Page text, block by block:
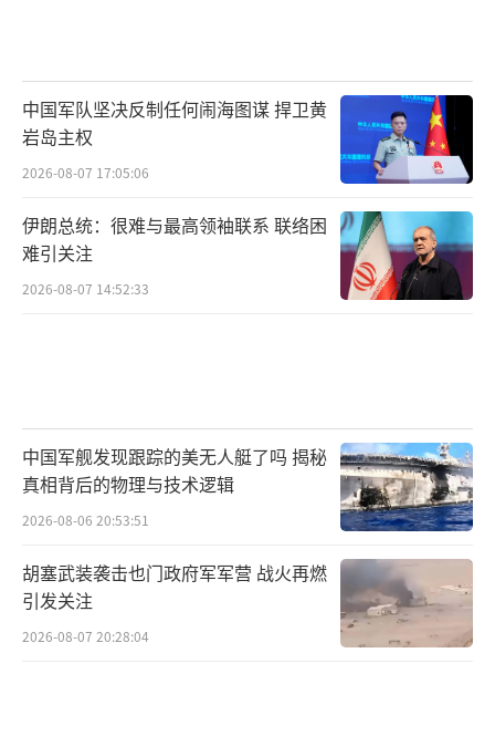
中国军队坚决反制任何闹海图谋 捍卫黄
岩岛主权
2026-08-07 17:05:06
伊朗总统：很难与最高领袖联系 联络困
难引关注
2026-08-07 14:52:33
中国军舰发现跟踪的美无人艇了吗 揭秘
真相背后的物理与技术逻辑
2026-08-06 20:53:51
胡塞武装袭击也门政府军军营 战火再燃
引发关注
2026-08-07 20:28:04